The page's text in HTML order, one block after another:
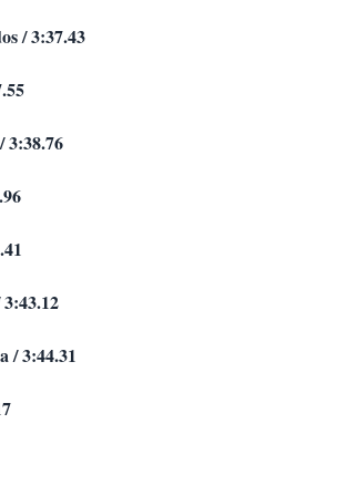
/ 3:37.43
3:38.76
/ 3:44.31